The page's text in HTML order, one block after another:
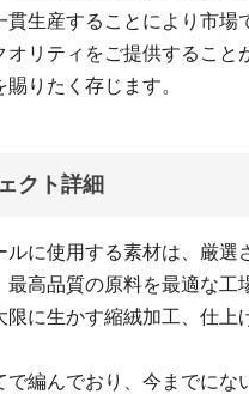
貫生産することにより市場
オリティをご提供すること
りたく存じます。
クト詳細
ルに使用する素材は、厳選
最高品質の原料を最適な工
限に生かす縮絨加工、仕上
で編んでおり、今までにな